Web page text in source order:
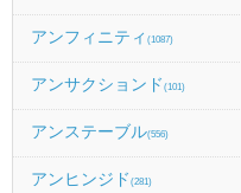
アンフィニティ (1087)
アンサクションド (101)
アンステーブル(556)
アンヒンジド (281)